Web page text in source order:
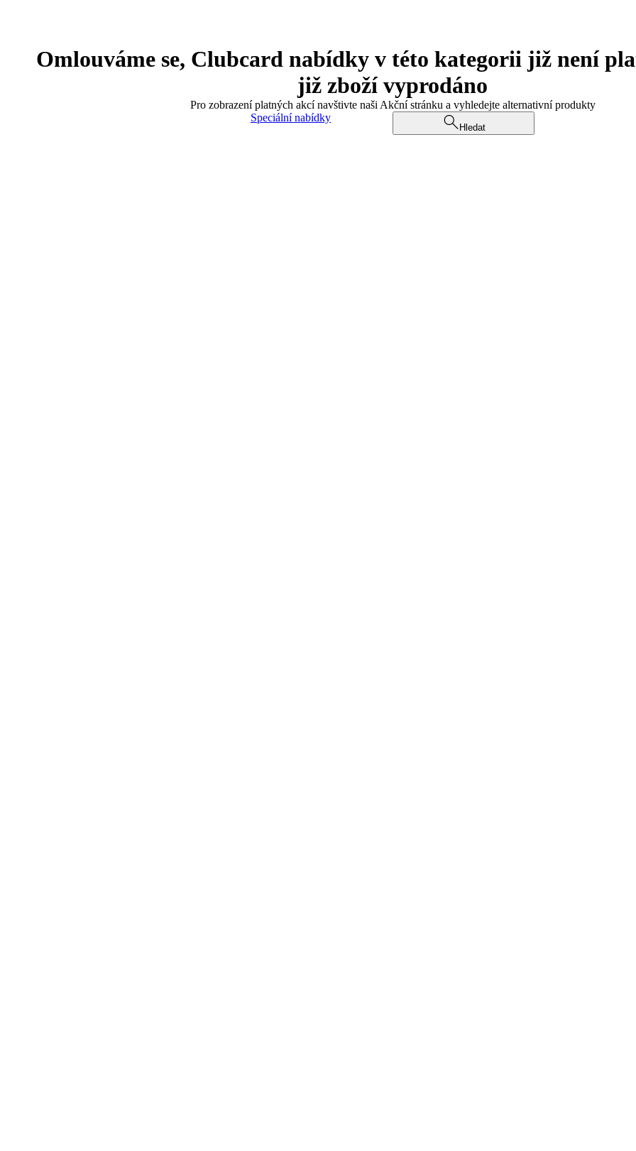
Omlouváme se, Clubcard nabídky v této kategorii již není
již zboží vyprodáno
Pro zobrazení platných akcí navštivte naši Akční stránku a vyhledejte alternativní produkty
Speciální nabídky
Hledat